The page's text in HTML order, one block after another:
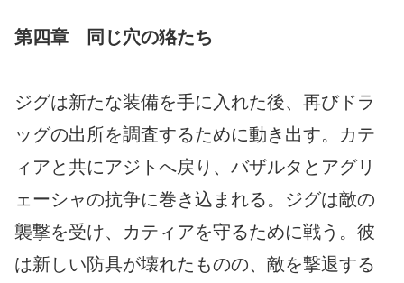
第四章 同じ穴の狢たち
ジグは新たな装備を手に入れた後、再びドラ
ッグの出所を調査するために動き出す。カテ
ィアと共にアジトへ戻り、バザルタとアグリ
ェーシャの抗争に巻き込まれる。ジグは敵の
襲撃を受け、カティアを守るために戦う。彼
は新しい防具が壊れたものの、敵を撃退する